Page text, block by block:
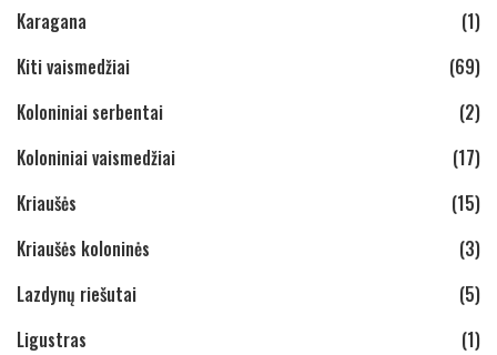
Karagana
(1)
Kiti vaismedžiai
(69)
Koloniniai serbentai
(2)
Koloniniai vaismedžiai
(17)
Kriaušės
(15)
Kriaušės koloninės
(3)
Lazdynų riešutai
(5)
Ligustras
(1)